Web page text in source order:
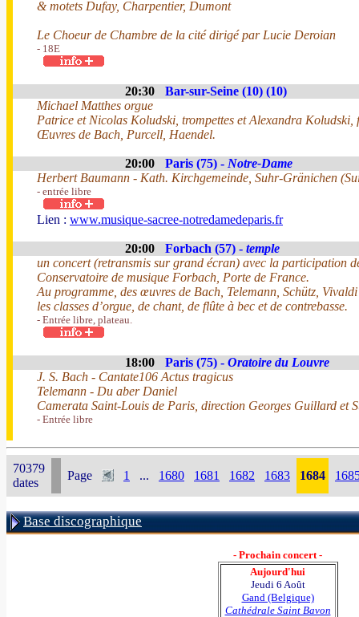
& motets Dufay, Charpentier, Dumont
Le Choeur de Chambre de la cité dirigé par Lucie Deroian
- 18E
20:30
Bar-sur-Seine (10) (10)
Michael Matthes orgue
Patrice et Nicolas Koludski, trompettes et Alexandra Koludski,
Œuvres de Bach, Purcell, Haendel.
20:00 Paris (75) - Notre-Dame
Herbert Baumann - Kath. Kirchgemeinde, Suhr-Gränichen
- entrée libre
Lien : www.musique-sacree-notredamedeparis.fr
20:00 Forbach (57) - temple
un concert (retransmis sur grand écran) avec la participation
Conservatoire de musique Forbach, Porte de France.
Au programme, des œuvres de Bach, Telemann, Schütz,
les classes d’orgue, de chant, de flûte à bec et de contrebasse.
- Entrée libre, plateau.
18:00 Paris (75) - Oratoire du Louvre
J. S. Bach - Cantate106 Actus tragicus
Telemann - Du aber Daniel
Camerata Saint-Louis de Paris, direction Georges Guillard et
- Entrée libre
70379
dates
Page 1 ... 1680 1681 1682 1683 1684
Base discographique
- Prochain concert -
Aujourd'hui
Jeudi 6 Août
Gand (Belgique)
Cathédrale Saint Bavon